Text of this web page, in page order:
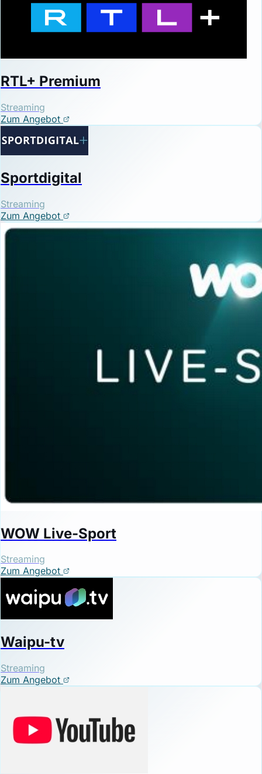
RTL+ Premium
Streaming
Zum Angebot
Sportdigital
Streaming
Zum Angebot
WOW Live-Sport
Streaming
Zum Angebot
Waipu-tv
Streaming
Zum Angebot